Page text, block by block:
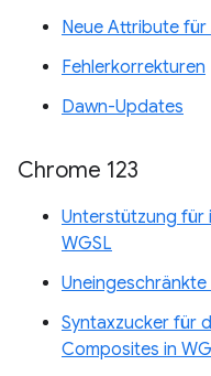
Neue Attribute
Fehlerkorrekturen
Dawn-Updates
Chrome 123
Unterstützung für
WGSL
Syntaxzucker für
Composites in